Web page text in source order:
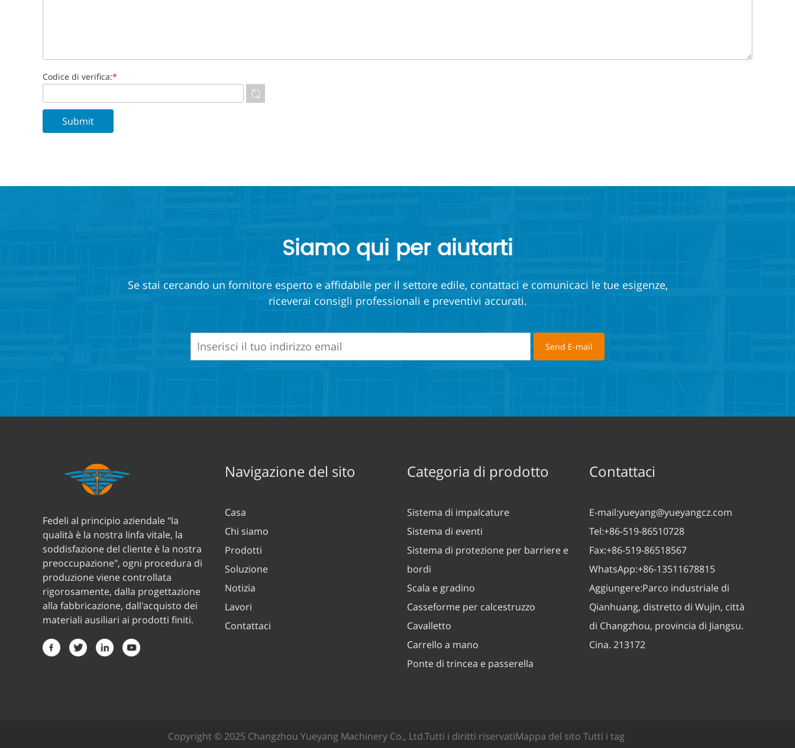
Codice di verifica:*
Siamo qui per aiutarti
Se stai cercando un fornitore esperto e affidabile per il settore edile, contattaci e comunicaci le tue esigenze,
riceverai consigli professionali e preventivi accurati.
Fedeli al principio aziendale "la
qualità è la nostra linfa vitale, la
soddisfazione del cliente è la nostra
preoccupazione", ogni procedura di
produzione viene controllata
rigorosamente, dalla progettazione
alla fabbricazione, dall'acquisto dei
materiali ausiliari ai prodotti finiti.
Navigazione del sito
Casa
Chi siamo
Prodotti
Soluzione
Notizia
Lavori
Contattaci
Categoria di prodotto
Sistema di impalcature
Sistema di eventi
Sistema di protezione per barriere e
bordi
Scala e gradino
Casseforme per calcestruzzo
Cavalletto
Carrello a mano
Ponte di trincea e passerella
Contattaci
E-mail:yueyang@yueyangcz.com
Tel:+86-519-86510728
Fax:+86-519-86518567
WhatsApp:+86-13511678815
Aggiungere:Parco industriale di
Qianhuang, distretto di Wujin, città
di Changzhou, provincia di Jiangsu.
Cina. 213172
Copyright © 2025 Changzhou Yueyang Machinery Co., Ltd.Tutti i diritti riservatiMappa del sito Tutti i tag